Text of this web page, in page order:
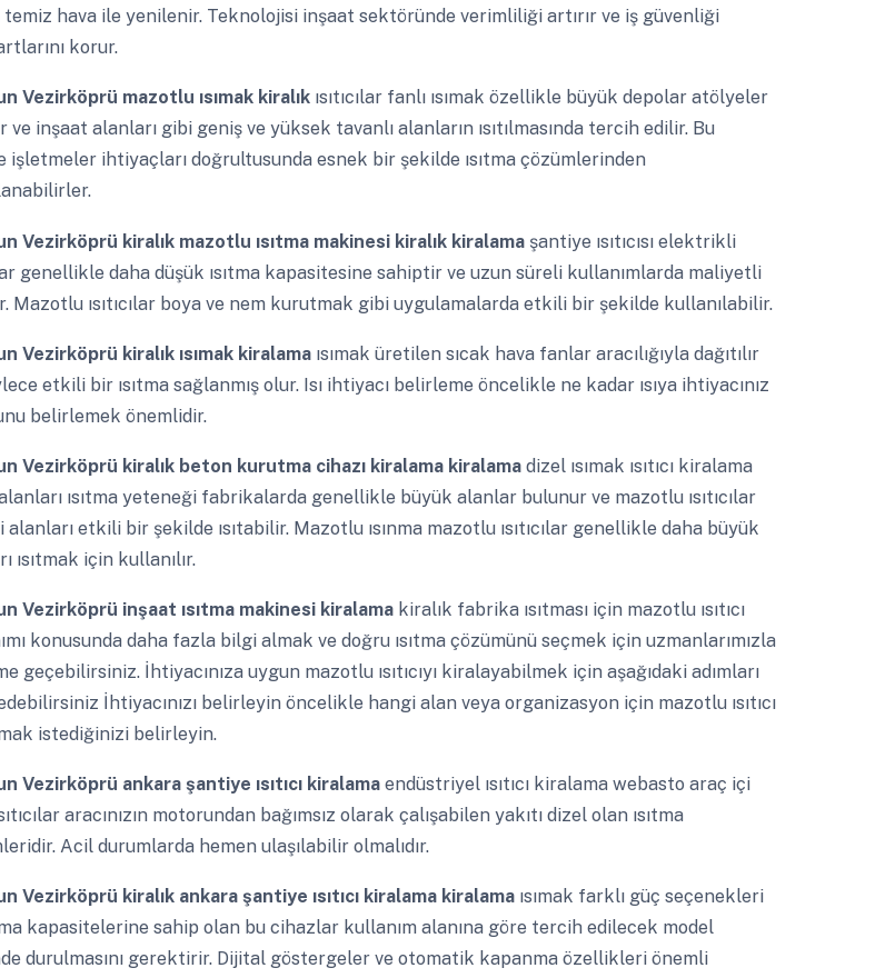
temiz hava ile yenilenir. Teknolojisi inşaat sektöründe verimliliği artırır ve iş güvenliği
korur.
Vezirköprü mazotlu ısımak kiralık ısıtıcılar fanlı ısımak özellikle büyük depolar atölyeler
ve inşaat alanları gibi geniş ve yüksek tavanlı alanların ısıtılmasında tercih edilir. Bu
işletmeler ihtiyaçları doğrultusunda esnek bir şekilde ısıtma çözümlerinden
Vezirköprü kiralık mazotlu ısıtma makinesi kiralık kiralama şantiye ısıtıcısı elektrikli
genellikle daha düşük ısıtma kapasitesine sahiptir ve uzun süreli kullanımlarda maliyetli
Mazotlu ısıtıcılar boya ve nem kurutmak gibi uygulamalarda etkili bir şekilde kullanılabilir.
Vezirköprü kiralık ısımak kiralama ısımak üretilen sıcak hava fanlar aracılığıyla dağıtılır
etkili bir ısıtma sağlanmış olur. Isı ihtiyacı belirleme öncelikle ne kadar ısıya ihtiyacınız
belirlemek önemlidir.
Vezirköprü kiralık beton kurutma cihazı kiralama kiralama dizel ısımak ısıtıcı kiralama
ısıtma yeteneği fabrikalarda genellikle büyük alanlar bulunur ve mazotlu ısıtıcılar
alanları etkili bir şekilde ısıtabilir. Mazotlu ısınma mazotlu ısıtıcılar genellikle daha büyük
ısıtmak için kullanılır.
Vezirköprü inşaat ısıtma makinesi kiralama kiralık fabrika ısıtması için mazotlu ısıtıcı
konusunda daha fazla bilgi almak ve doğru ısıtma çözümünü seçmek için uzmanlarımızla
geçebilirsiniz. İhtiyacınıza uygun mazotlu ısıtıcıyı kiralayabilmek için aşağıdaki adımları
İhtiyacınızı belirleyin öncelikle hangi alan veya organizasyon için mazotlu ısıtıcı
istediğinizi belirleyin.
Vezirköprü ankara şantiye ısıtıcı kiralama endüstriyel ısıtıcı kiralama webasto araç içi
aracınızın motorundan bağımsız olarak çalışabilen yakıtı dizel olan ısıtma
Acil durumlarda hemen ulaşılabilir olmalıdır.
Vezirköprü kiralık ankara şantiye ısıtıcı kiralama kiralama ısımak farklı güç seçenekleri
kapasitelerine sahip olan bu cihazlar kullanım alanına göre tercih edilecek model
durulmasını gerektirir. Dijital göstergeler ve otomatik kapanma özellikleri önemli